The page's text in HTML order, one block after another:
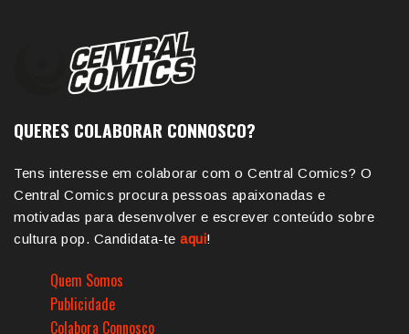
QUERES COLABORAR CONNOSCO?
Tens interesse em colaborar com o Central Comics? O
Central Comics procura pessoas apaixonadas e
motivadas para desenvolver e escrever conteúdo sobre
cultura pop. Candidata-te aqui!
Quem Somos
Publicidade
Colabora Connosco